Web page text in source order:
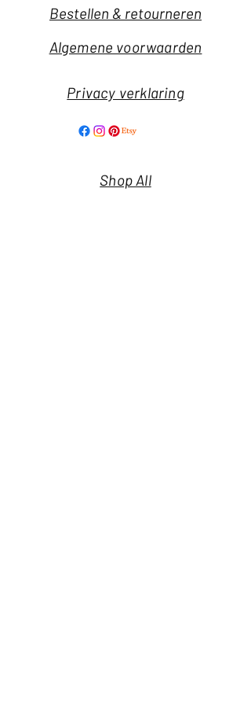
Bestellen & retourneren
Algemene voorwaarden
Privacy verklaring
Shop All